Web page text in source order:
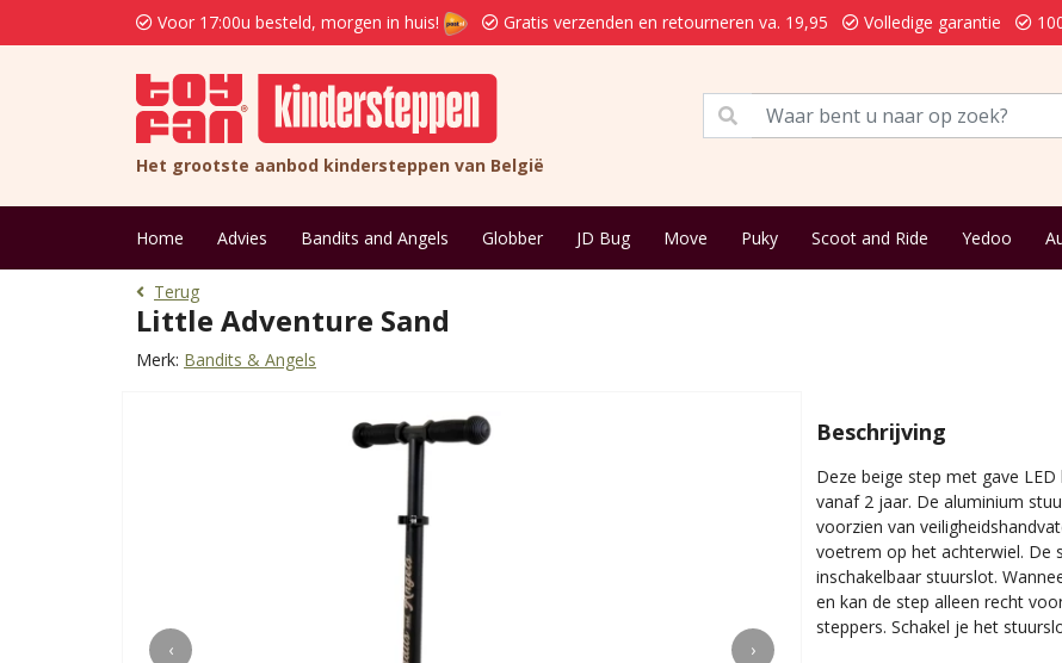
Voor 17:00u besteld, morgen in huis! Gratis verzenden en retourneren va. 19,95 Volledige garantie
Het grootste aanbod kindersteppen van België
Home Advies Bandits and Angels Globber JD Bug Move Puky Scoot and Ride Yedoo
Terug
Little Adventure Sand
Merk: Bandits & Angels
‹ ›
Beschrijving
Deze beige step met gave
vanaf 2 jaar. De aluminium
voorzien van
voetrem op het achterwiel. De
inschakelbaar stuurslot.
en kan de step alleen recht
steppers. Schakel je het